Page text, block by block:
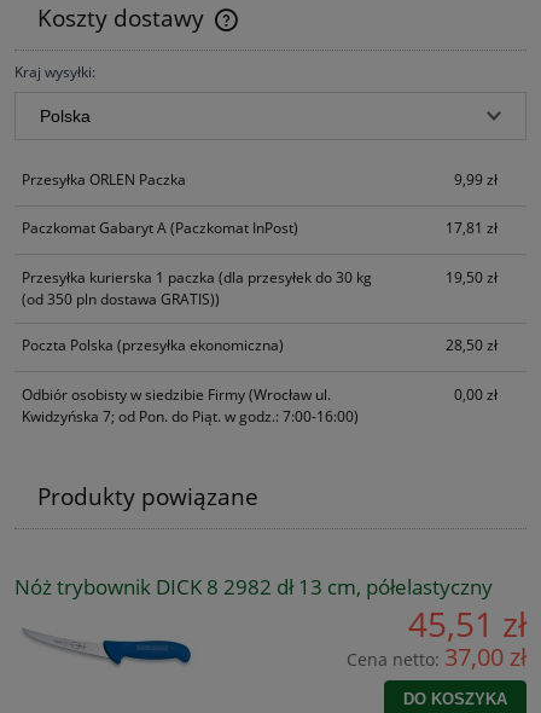
Koszty dostawy
Cena nie zawiera ewentualnych kosztów płatności
Kraj wysyłki:
Przesyłka ORLEN Paczka 9,99 zł
Paczkomat Gabaryt A(Paczkomat InPost) 17,81 zł
Przesyłka kurierska 1 paczka (dla przesyłek do 30 kg
(od 350 pln dostawa GRATIS))
19,50 zł
Poczta Polska (przesyłka ekonomiczna) 28,50 zł
Odbiór osobisty w siedzibie Firmy(Wrocław ul.
Kwidzyńska 7; od Pon. do Piąt. w godz.: 7:00-16:00)
0,00 zł
Produkty powiązane
Nóż trybownik DICK 8 2982 dł 13 cm, półelastyczny
45,51 zł
Cena netto: 37,00 zł
DO KOSZYKA